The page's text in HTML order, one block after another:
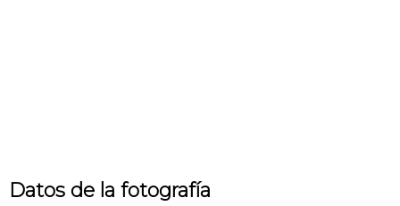
Datos de la fotografía